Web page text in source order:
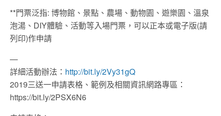
**門票泛指: 博物館、景點、農場、動物園、遊樂園、溫泉
泡湯、DIY體驗、活動等入場門票，可以正本或電子版(請
列印)作申請
—
詳細活動辦法： http://bit.ly/2Vy31gQ
2019三送一申請表格、範例及相關資訊網路專區：
https://bit.ly/2PSX6N6